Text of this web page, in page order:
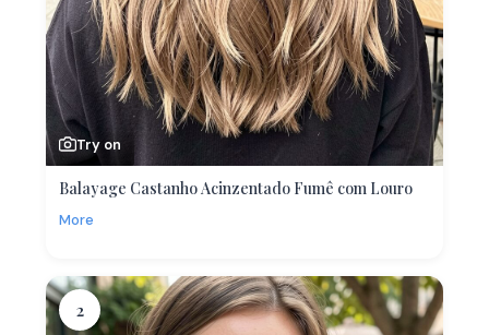
Try on
Balayage Castanho Acinzentado Fumê com Louro
More
2